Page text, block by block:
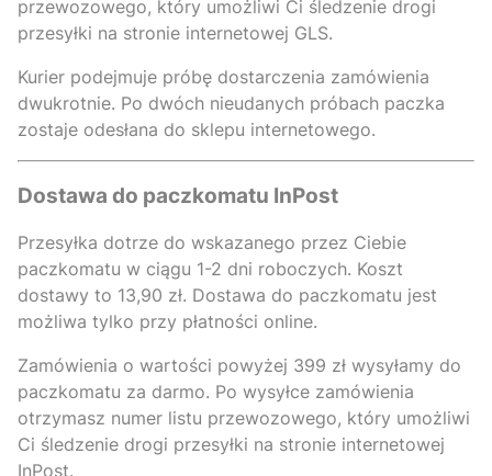
przewozowego, który umożliwi Ci śledzenie drogi
przesyłki na stronie internetowej GLS.
Kurier podejmuje próbę dostarczenia zamówienia
dwukrotnie. Po dwóch nieudanych próbach paczka
zostaje odesłana do sklepu internetowego.
Dostawa do paczkomatu InPost
Przesyłka dotrze do wskazanego przez Ciebie
paczkomatu w ciągu 1-2 dni roboczych. Koszt
dostawy to 13,90 zł. Dostawa do paczkomatu jest
możliwa tylko przy płatności online.
Zamówienia o wartości powyżej 399 zł wysyłamy do
paczkomatu za darmo. Po wysyłce zamówienia
otrzymasz numer listu przewozowego, który umożliwi
Ci śledzenie drogi przesyłki na stronie internetowej
InPost.